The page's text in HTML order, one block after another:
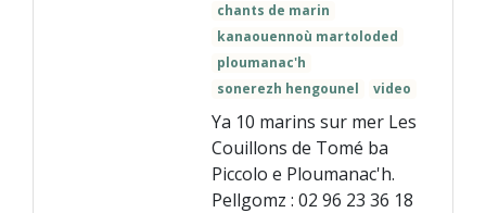
chants de marin
kanaouennoù martoloded
ploumanac'h
sonerezh hengounel
video
Ya 10 marins sur mer Les
Couillons de Tomé ba
Piccolo e Ploumanac'h.
Pellgomz : 02 96 23 36 18